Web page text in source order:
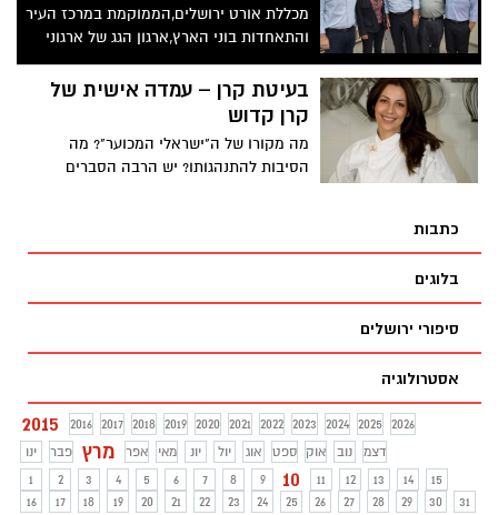
מכללת אורט ירושלים,הממוקמת במרכז העיר
והתאחדות בוני הארץ,ארגון הגג של ארגוני
הקבלנים בישראל וארגון הקבלנים בירושלים
ערכו אתמול (ב') כנס משותף ראשון בנושא
הכשרת הנדסאי בניין למנהלי עבודה
בירושלים
בעיטת קרן – עמדה אישית של
קרן קדוש
מה מקורו של ה"ישראלי המכוער"? מה
הסיבות להתנהגותו? יש הרבה הסברים
כתבות
בלוגים
סיפורי ירושלים
אסטרולוגיה
2015 2016 2017 2018 2019 2020 2021 2022 2023 2024 2025
2026
ינו
פבר מרץ אפר מאי יונ יול אוג ספט אוק נוב
דצמ
1
2 3 4 5 6 7 8 9 10 11 12 13 14
15
16
17 18 19 20 21 22 23 24 25 26 27 28 29 30 31